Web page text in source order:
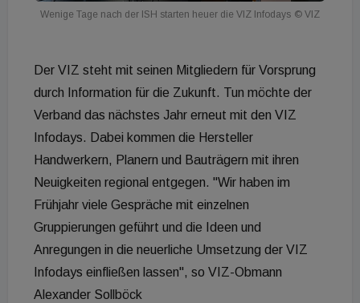
Wenige Tage nach der ISH starten heuer die VIZ Infodays © VIZ
Der VIZ steht mit seinen Mitgliedern für Vorsprung
durch Information für die Zukunft. Tun möchte der
Verband das nächstes Jahr erneut mit den VIZ
Infodays. Dabei kommen die Hersteller
Handwerkern, Planern und Bauträgern mit ihren
Neuigkeiten regional entgegen. "Wir haben im
Frühjahr viele Gespräche mit einzelnen
Gruppierungen geführt und die Ideen und
Anregungen in die neuerliche Umsetzung der VIZ
Infodays einfließen lassen", so VIZ-Obmann
Alexander Sollböck